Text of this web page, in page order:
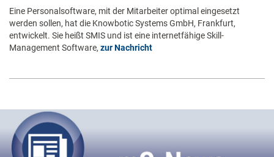
Eine Personalsoftware, mit der Mitarbeiter optimal eingesetzt
werden sollen, hat die Knowbotic Systems GmbH, Frankfurt,
entwickelt. Sie heißt SMIS und ist eine internetfähige Skill-
Management Software, zur Nachricht